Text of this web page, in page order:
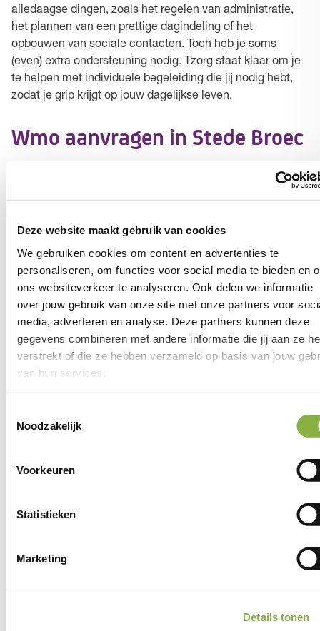
Deze website maakt gebruik van cookies
We gebruiken cookies om content en advertenties te
personaliseren, om functies voor social media te bieden en
ons websiteverkeer te analyseren. Ook delen we informatie
over jouw gebruik van onze site met onze partners voor
media, adverteren en analyse. Deze partners kunnen deze
gegevens combineren met andere informatie die jij aan ze
verstrekt of die ze hebben verzameld op basis van jouw
van hun services.
Noodzakelijk
Voorkeuren
Statistieken
Marketing
Details tonen
alledaagse dingen, zoals het regelen van administratie,
het plannen van een prettige dagindeling of het
opbouwen van sociale contacten. Toch heb je soms
(even) extra ondersteuning nodig. Tzorg staat klaar om je
te helpen met individuele begeleiding die jij nodig hebt,
zodat je grip krijgt op jouw dagelijkse leven.
Wmo aanvragen in Stede Broec
Als zorgspecialist kijken we samen naar wat je zelf nog
vakkundige en betrokken thuishulpen en begeleiders uit
gezellig praatje, een luisterend oor en een opgeruimd
huis. Tzorg is altijd dichtbij.
8,5
Vertrouwen in onze
Een betrokken hulp